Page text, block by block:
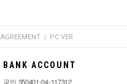
AGREEMENT | PC VER
BANK ACCOUNT
국민 350401-04-117312